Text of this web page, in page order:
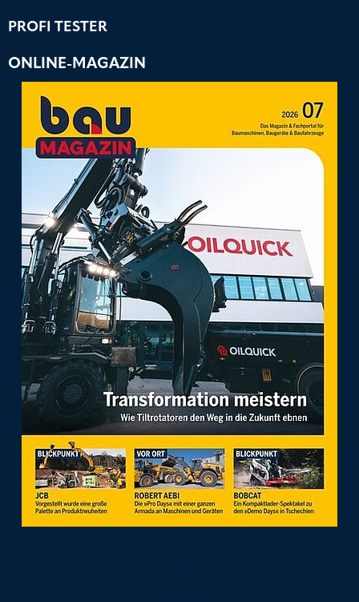
PROFI TESTER
ONLINE-MAGAZIN